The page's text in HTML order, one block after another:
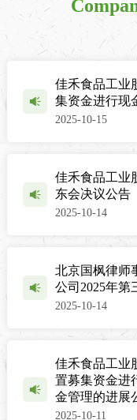
佳禾食品工业
集资金进行现
2025-10-15
佳禾食品工业
东会决议公告
2025-10-14
北京国枫律师
公司2025年第
2025-10-14
佳禾食品工业
置募集资金进
金管理的进展
2025-10-11